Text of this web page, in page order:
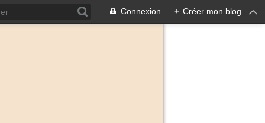
Connexion + Créer mon blog